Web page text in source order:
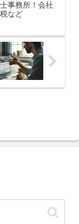
事務所！会社
など